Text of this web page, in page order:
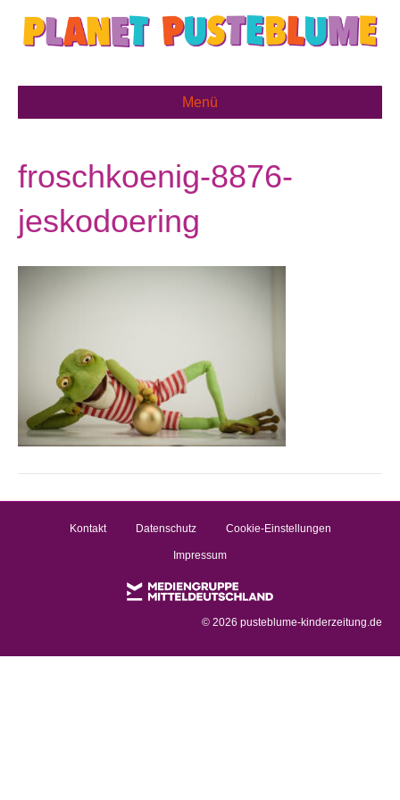
Menü
froschkoenig-8876-
jeskodoering
Kontakt Datenschutz Cookie-Einstellungen
Impressum
© 2026 pusteblume-kinderzeitung.de